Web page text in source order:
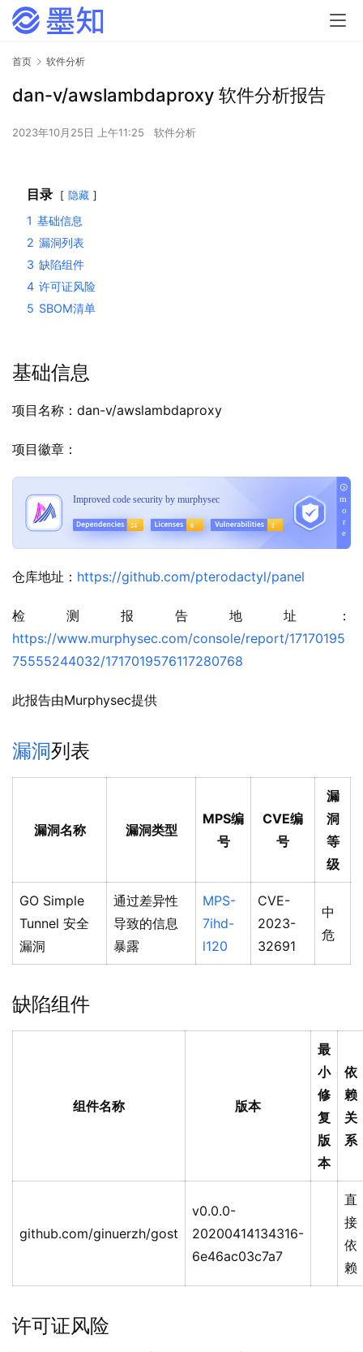
首页 软件分析
dan-v/awslambdaproxy 软件分析报告
2023年10月25日 上午11:25 软件分析
目录 隐藏
1 基础信息
2 漏洞列表
3 缺陷组件
4 许可证风险
5 SBOM清单
基础信息
项目名称：dan-v/awslambdaproxy
项目徽章：
仓库地址： https://github.com/pterodactyl/panel
检测报告地址：
https://www.murphysec.com/console/report/17170195
75555244032/1717019576117280768
此报告由Murphysec提供
漏洞列表
漏洞名称 漏洞类型
MPS编
号
CVE编
号
漏
洞
等
级
GO Simple
Tunnel 安全
漏洞
通过差异性
导致的信息
暴露
MPS-
7ihd-
l120
CVE-
2023-
32691
中
危
缺陷组件
组件名称 版本
最
小
修
复
版
本
依
赖
关
系
github.com/ginuerzh/gost
v0.0.0-
20200414134316-
6e46ac03c7a7
直
接
依
赖
许可证风险